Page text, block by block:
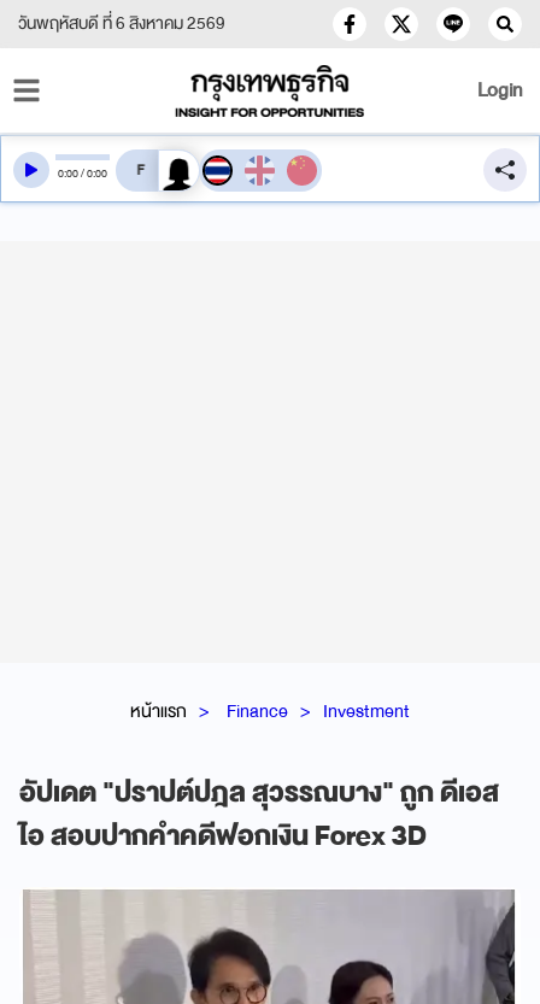
วันพฤหัสบดี ที่ 6 สิงหาคม 2569
Login
หน้าแรก Finance Investment
อัปเดต "ปราปต์ปฎล สุวรรณบาง" ถูก ดีเอส
ไอ สอบปากคำคดีฟอกเงิน Forex 3D
0:00/0:00 สลับเสียงอ่าน